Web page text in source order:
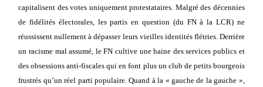
capitalisent des votes uniquement protestataires. Malgré des décennies
de fidélités électorales, les partis en question (du FN à la LCR) ne
réussissent nullement à dépasser leurs vieilles identités flétries. Derrière
un racisme mal assumé, le FN cultive une haine des services publics et
des obsessions anti-fiscales qui en font plus un club de petits bourgeois
frustrés qu’un réel parti populaire. Quand à la « gauche de la gauche »,